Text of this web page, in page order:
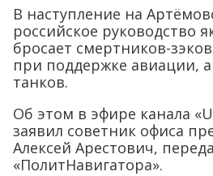
В наступление на
российское руководство
бросает смертников-
при поддержке авиации,
танков.
Об этом в эфире канала
заявил советник офиса
Алексей Арестович,
«ПолитНавигатора».